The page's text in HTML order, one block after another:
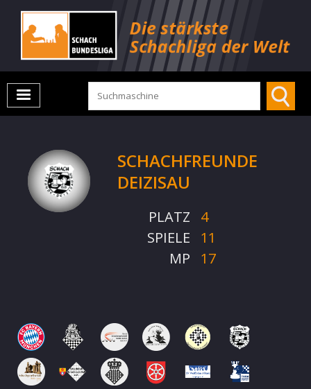
SCHACHFREUNDE
DEIZISAU
PLATZ
4
SPIELE
11
MP
17